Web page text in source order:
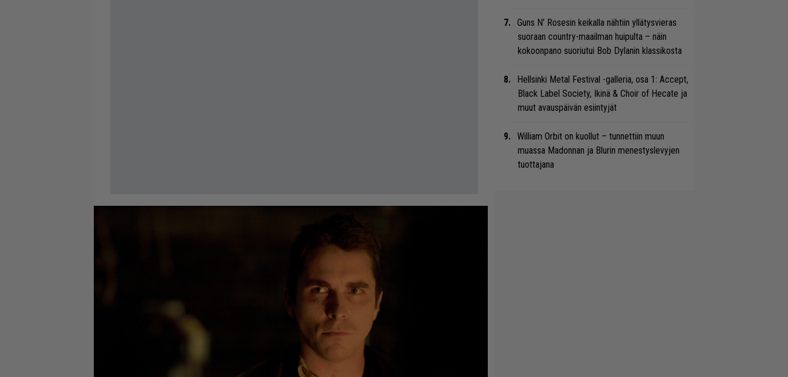
Guns N’ Rosesin keikalla nähtiin yllätysvieras
suoraan country-maailman huipulta – näin
kokoonpano suoriutui Bob Dylanin klassikosta
Hellsinki Metal Festival -galleria, osa 1: Accept,
Black Label Society, Ikinä & Choir of Hecate ja
muut avauspäivän esiintyjät
William Orbit on kuollut – tunnettiin muun
muassa Madonnan ja Blurin menestyslevyjen
tuottajana